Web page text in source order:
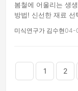
봄철에 어울리는 생
방법! 신선한 재료
미식연구가 김수현04-
1 2